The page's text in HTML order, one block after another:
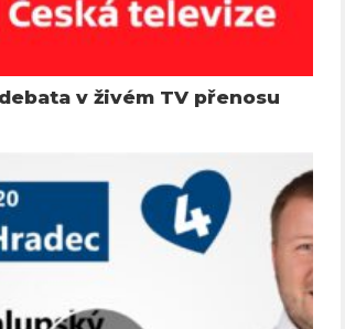
v živém TV přenosu